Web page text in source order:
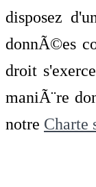
disposez
donnÃ©es
droit
maniÃ¨re
notre Charte